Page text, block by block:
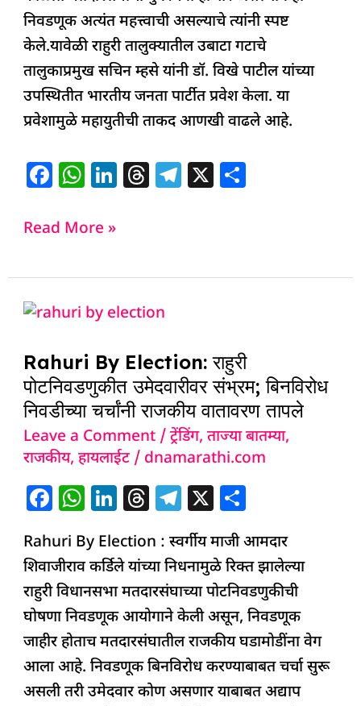
निवडणूक अत्यंत महत्त्वाची असल्याचे त्यांनी स्पष्ट
केले.यावेळी राहुरी तालुक्यातील उबाटा गटाचे
तालुकाप्रमुख सचिन म्हसे यांनी डॉ. विखे पाटील यांच्या
उपस्थितीत भारतीय जनता पार्टीत प्रवेश केला. या
प्रवेशामुळे महायुतीची ताकद आणखी वाढले आहे.
F
c
b
o
o
k
W
at
A
p
p
Li
dI
n
T
d
s
T
ra
X
Read More »
Rahuri By Election: राहुरी
पोटनिवडणुकीत उमेदवारीवर संभ्रम; बिनविरोध
निवडीच्या चर्चांनी राजकीय वातावरण तापले
Leave a Comment /ट्रेंडिंग,ताज्या बातम्या,
राजकीय,हायलाईट/ dnamarathi.com
F
c
e
b
o
o
k
W
at
s
A
p
p
Li
k
e
dI
n
T
re
a
d
s
T
el
e
g
ra
m
X
ar
e
Rahuri By Election : स्वर्गीय माजी आमदार
शिवाजीराव कर्डिले यांच्या निधनामुळे रिक्त झालेल्या
राहुरी विधानसभा मतदारसंघाच्या पोटनिवडणुकीची
घोषणा निवडणूक आयोगाने केली असून, निवडणूक
जाहीर होताच मतदारसंघातील राजकीय घडामोडींना वेग
आला आहे. निवडणूक बिनविरोध करण्याबाबत चर्चा सुरू
असली तरी उमेदवार कोण असणार याबाबत अद्याप
Rahuri
Election:
राहुरी
पोटनिवडणुकीत
उमेदवारीवर
संभ्रम;
बिनविरोध
निवडीच्या
चर्चांनी
राजकीय
वातावरण
तापले